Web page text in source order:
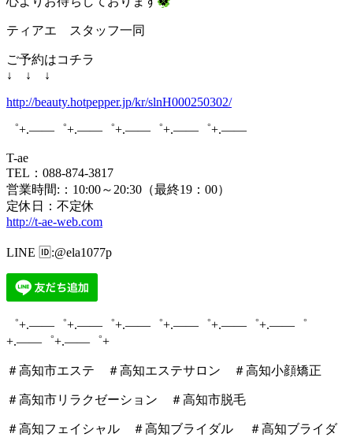
ティアエ スタッフ一同
ご予約はコチラ
↓ ↓ ↓
http://beauty.hotpepper.jp/kr/slnH000250302/
゜+.――゜+.――゜+.――゜+.――゜+.――
T-ae
TEL：088-874-3817
営業時間:：10:00～20:30（最終19：00）
定休日：不定休
http://t-ae-web.com
LINE 🆔 :@ela1077p
゜+.――゜+.――゜+.――゜+.――゜+.――゜+.――゜
+.――゜+.――゜+
＃高知市エステ ＃高知エステサロン ＃高知小顔矯正
＃高知市リラクゼーション ＃高知市脱毛
＃高知フェイシャル ＃高知ブライダル ＃高知ブライダ